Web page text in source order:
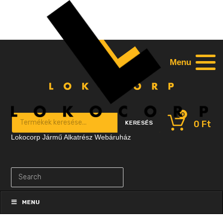
Products search
KERESÉS 0 Ft
0
to
contentMENU
Lokocorp Jármű Alkatrész Webáruház
Menu